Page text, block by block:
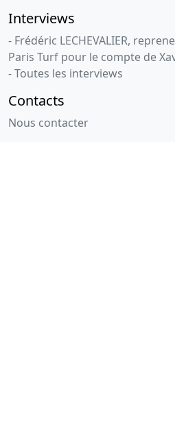
Interviews
- Frédéric LECHEVALIER,
Paris Turf pour le compte de
- Toutes les interviews
Contacts
Nous contacter